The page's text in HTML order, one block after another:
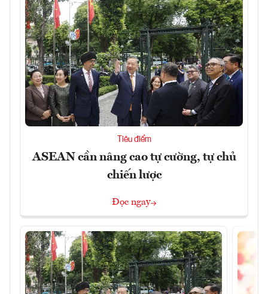
Tiêu điểm
ASEAN cần nâng cao tự cường, tự chủ
chiến lược
Đọc ngay